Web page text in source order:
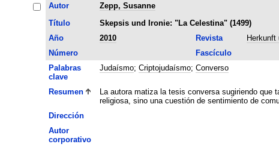
Autor
Zepp, Susanne
Título
Skepsis und Ironie: "La Celestina" (1499)
Año
2010 Revista Herkunft
Número
Fascículo
Palabras
clave
Judaísmo; Criptojudaísmo; Converso
Resumen
La autora matiza la tesis conversa sugiriendo
religiosa, sino una cuestión de sentimiento de
Dirección
Autor
corporativo